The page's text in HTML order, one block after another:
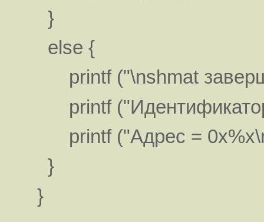
}
else {
printf ("\nshmat
printf ("Идентификатор
printf ("Адрес =
}
}